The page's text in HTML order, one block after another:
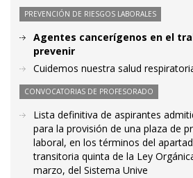
PREVENCIÓN DE RIESGOS LABORALES
Agentes cancerígenos en el
prevenir
Cuidemos nuestra salud
CONVOCATORIAS DE PROFESORADO
Lista definitiva de aspirantes
para la provisión de una plaza de
laboral, en los términos del
transitoria quinta de la Ley
marzo, del Sistema Unive